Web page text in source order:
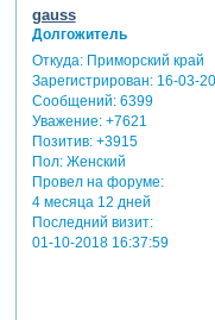
gauss
Долгожитель
Откуда:Приморский край
Зарегистрирован: 16-03-
Сообщений:6399
Уважение: +7621
Позитив: +3915
Пол:Женский
Провел на форуме:
4 месяца 12 дней
Последний визит:
01-10-2018 16:37:59